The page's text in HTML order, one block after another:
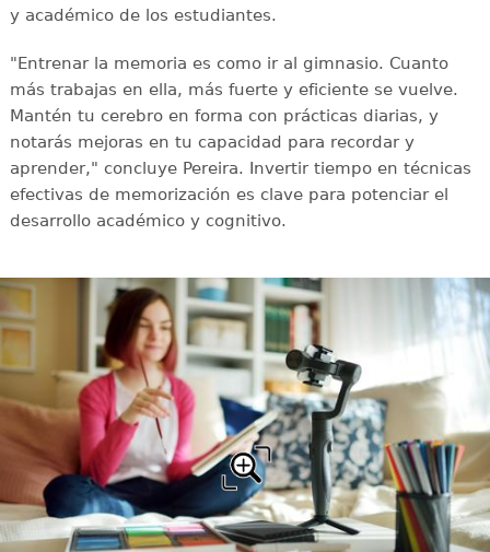
y académico de los estudiantes.
"Entrenar la memoria es como ir al gimnasio. Cuanto
más trabajas en ella, más fuerte y eficiente se vuelve.
Mantén tu cerebro en forma con prácticas diarias, y
notarás mejoras en tu capacidad para recordar y
aprender," concluye Pereira. Invertir tiempo en técnicas
efectivas de memorización es clave para potenciar el
desarrollo académico y cognitivo.